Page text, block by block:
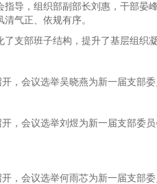
导，组织部副部长刘惠，干部
气正、依规有序。
支部班子结构，提升了基层组织
，会议选举吴晓燕为新一届支部委
，会议选举刘煜为新一届支部委
，会议选举何雨芯为新一届支部